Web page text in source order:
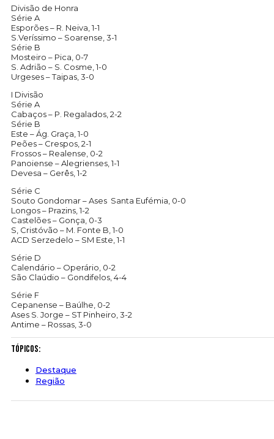
Divisão de Honra
Série A
Esporões – R. Neiva, 1-1
S.Veríssimo – Soarense, 3-1
Série B
Mosteiro – Pica, 0-7
S. Adrião – S. Cosme, 1-0
Urgeses – Taipas, 3-0
I Divisão
Série A
Cabaços – P. Regalados, 2-2
Série B
Este – Ág. Graça, 1-0
Peões – Crespos, 2-1
Frossos – Realense, 0-2
Panoiense – Alegrienses, 1-1
Devesa – Gerês, 1-2
Série C
Souto Gondomar – Ases Santa Eufémia, 0-0
Longos – Prazins, 1-2
Castelões – Gonça, 0-3
S, Cristóvão – M. Fonte B, 1-0
ACD Serzedelo – SM Este, 1-1
Série D
Calendário – Operário, 0-2
São Claúdio – Gondifelos, 4-4
Série F
Cepanense – Baúlhe, 0-2
Ases S. Jorge – ST Pinheiro, 3-2
Antime – Rossas, 3-0
Tópicos:
Destaque
Região